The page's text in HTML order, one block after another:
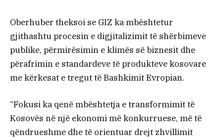
Oberhuber theksoi se GIZ ka mbështetur
gjithashtu procesin e digjitalizimit të shërbimeve
publike, përmirësimin e klimës së biznesit dhe
përafrimin e standardeve të produkteve kosovare
me kërkesat e tregut të Bashkimit Evropian.
“Fokusi ka qenë mbështetja e transformimit të
Kosovës në një ekonomi më konkurruese, më të
qëndrueshme dhe të orientuar drejt zhvillimit